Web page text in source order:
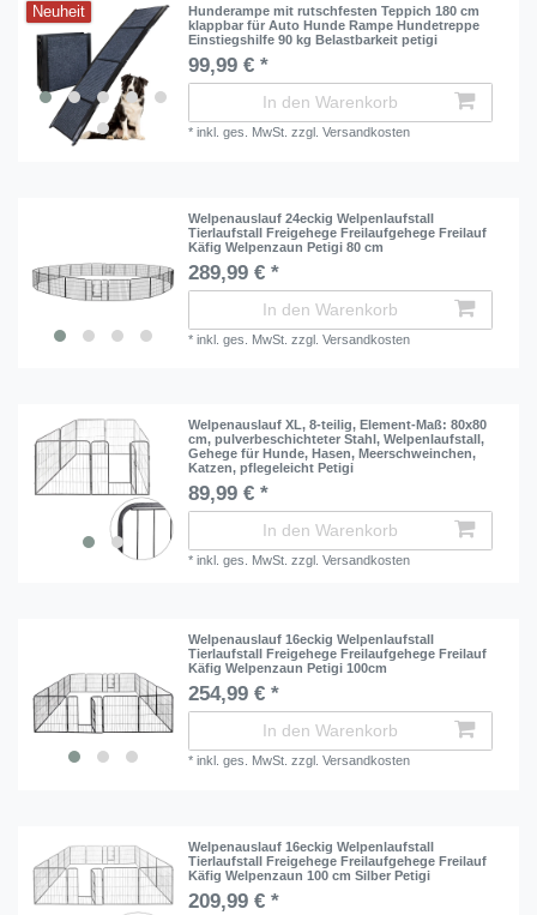
Neuheit
Hunderampe mit rutschfesten Teppich 180 cm
klappbar für Auto Hunde Rampe Hundetreppe
Einstiegshilfe 90 kg Belastbarkeit petigi
99,99 € *
In den Warenkorb
*inkl. ges. MwSt. zzgl.Versandkosten
Welpenauslauf 24eckig Welpenlaufstall
Tierlaufstall Freigehege Freilaufgehege Freilauf
Käfig Welpenzaun Petigi 80 cm
289,99 € *
In den Warenkorb
*inkl. ges. MwSt. zzgl.Versandkosten
Welpenauslauf XL, 8-teilig, Element-Maß: 80x80
cm, pulverbeschichteter Stahl, Welpenlaufstall,
Gehege für Hunde, Hasen, Meerschweinchen,
Katzen, pflegeleicht Petigi
89,99 € *
In den Warenkorb
*inkl. ges. MwSt. zzgl.Versandkosten
Welpenauslauf 16eckig Welpenlaufstall
Tierlaufstall Freigehege Freilaufgehege Freilauf
Käfig Welpenzaun Petigi 100cm
254,99 € *
In den Warenkorb
*inkl. ges. MwSt. zzgl.Versandkosten
Welpenauslauf 16eckig Welpenlaufstall
Tierlaufstall Freigehege Freilaufgehege Freilauf
Käfig Welpenzaun 100 cm Silber Petigi
209,99 € *